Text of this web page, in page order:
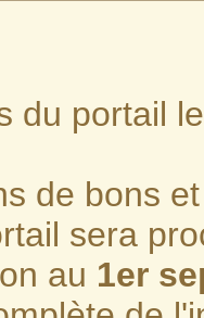
du portail
de bons
sera
au 1er